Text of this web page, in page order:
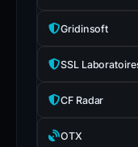
Gridinsoft
SSL
CF Radar
OTX